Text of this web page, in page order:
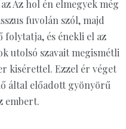
Az hol én elmegyek még
fuvolán szól, majd
folytatja, és énekli el az
utolsó szavait megismétli
kisérettel. Ezzel ér véget
által előadott gyönyörű
embert.